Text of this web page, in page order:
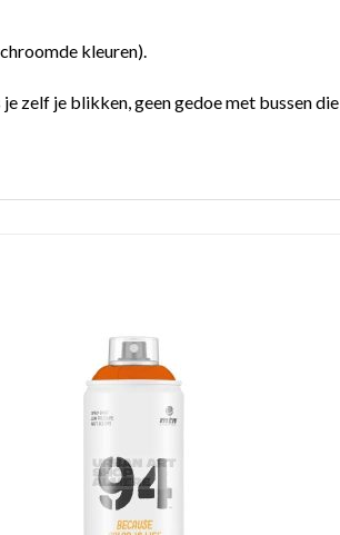
kleuren).
zelf je blikken, geen gedoe met bussen die